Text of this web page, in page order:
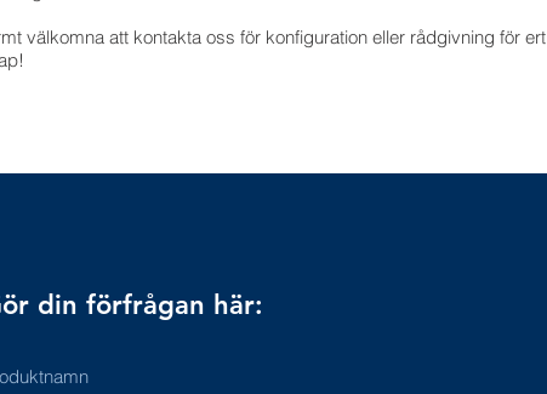
välkomna att kontakta oss för konfiguration eller rådgivning för ert
din förfrågan här: